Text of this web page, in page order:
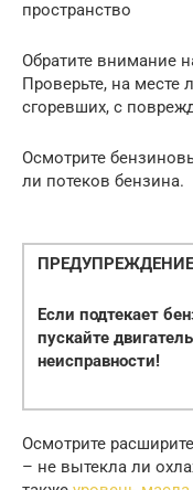
пространство
Обратите внимание
Проверьте, на месте
сгоревших, с
Осмотрите
ли потеков бензина.
ПРЕДУПРЕЖДЕНИЕ
Если подтекает
пускайте
неисправности!
Осмотрите
– не вытекла ли